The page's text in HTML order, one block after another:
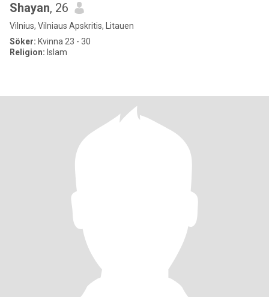
Shayan, 26
Vilnius, Vilniaus Apskritis, Litauen
Söker: Kvinna 23 - 30
Religion: Islam